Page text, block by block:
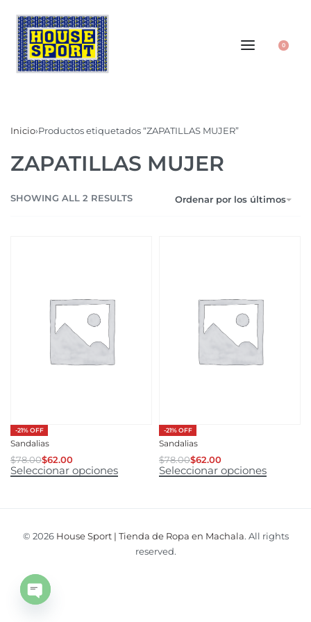
0
Inicio›Productos etiquetados “ZAPATILLAS MUJER”
ZAPATILLAS MUJER
SHOWING ALL 2 RESULTS Ordenar por los últimos
-21% OFF
Sandalias
$78.00$62.00
Seleccionar opciones
-21% OFF
Sandalias
$78.00$62.00
Seleccionar opciones
© 2026 House Sport | Tienda de Ropa en Machala. All rights
reserved.
Open